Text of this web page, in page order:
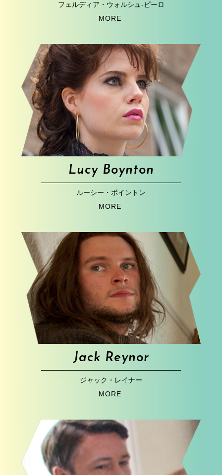
フェルディア・ウォルシュ‐ピーロ
MORE
Lucy Boynton
ルーシー・ボイントン
MORE
Jack Reynor
ジャック・レイナー
MORE